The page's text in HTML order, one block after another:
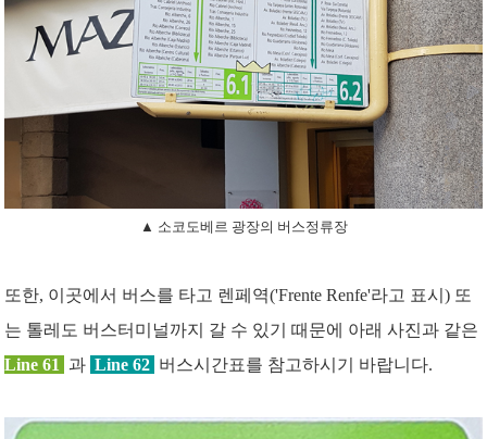
▲ 소코도베르 광장의 버스정류장
또한, 이곳에서 버스를 타고 렌페역('Frente Renfe'라고 표시) 또
는 톨레도 버스터미널까지 갈 수 있기 때문에 아래 사진과 같은
Line 61
과 Line 62 버스시간표를 참고하시기 바랍니다.